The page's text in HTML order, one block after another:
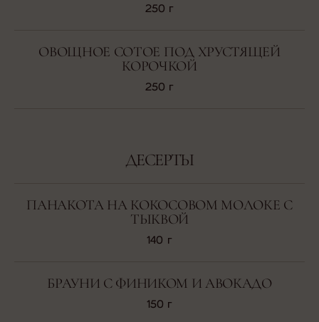
250 г
ОВОЩНОЕ СОТОЕ ПОД ХРУСТЯЩЕЙ
КОРОЧКОЙ
250 г
ДЕСЕРТЫ
ПАНАКОТА НА КОКОСОВОМ МОЛОКЕ С
ТЫКВОЙ
140 г
БРАУНИ С ФИНИКОМ И АВОКАДО
150 г